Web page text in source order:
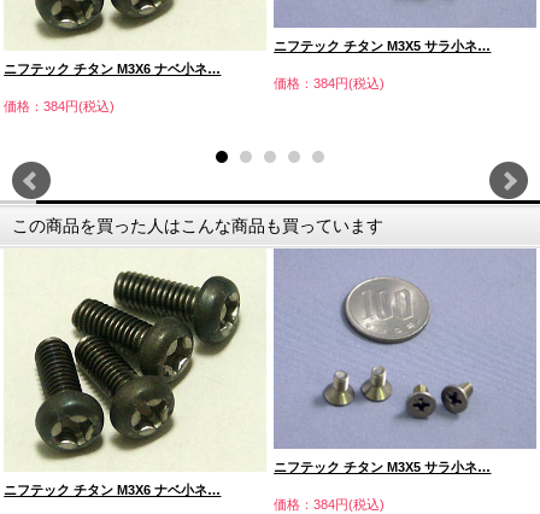
ニフテック チタン M3X6 ナベ小ネ…
価格：384円(税込)
ニフテック チタン M3X5 サラ小ネ…
価格：384円(税込)
この商品を買った人はこんな商品も買っています
ニフテック チタン M3X6 ナベ小ネ…
ニフテック チタン M3X5 サラ小ネ…
価格：384円(税込)